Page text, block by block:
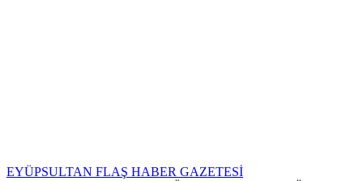
EYÜPSULTAN FLAŞ HABER GAZETESİ